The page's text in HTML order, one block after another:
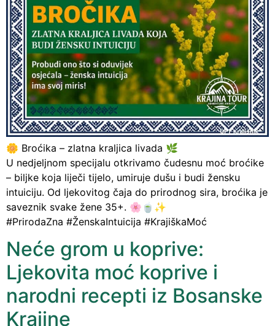
🌼 Broćika – zlatna kraljica livada 🌿
U nedjeljnom specijalu otkrivamo čudesnu moć broćike
– biljke koja liječi tijelo, umiruje dušu i budi žensku
intuiciju. Od ljekovitog čaja do prirodnog sira, broćika je
saveznik svake žene 35+. 🌸🍵✨
#PrirodaZna #ŽenskaIntuicija #KrajiškaMoć
Neće grom u koprive:
Ljekovita moć koprive i
narodni recepti iz Bosanske
Krajine